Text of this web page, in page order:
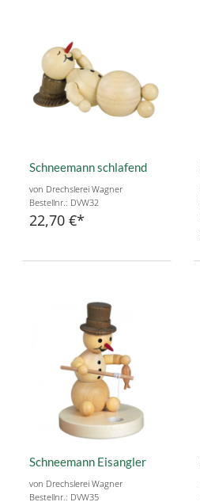
Schneemann schlafend
von Drechslerei Wagner
Bestellnr.: DVW32
22,70 €
Schneemann Eisangler
von Drechslerei Wagner
Bestellnr.: DVW35